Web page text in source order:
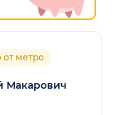
от метро
Макарович